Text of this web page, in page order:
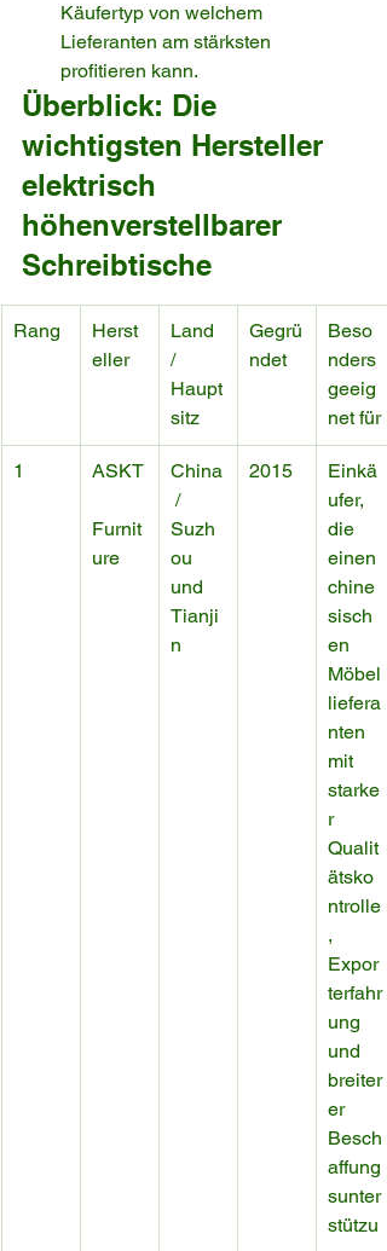
Käufertyp von welchem
Lieferanten am stärksten
profitieren kann.
Überblick: Die
wichtigsten Hersteller
elektrisch
höhenverstellbarer
Schreibtische
Rang
Herst
eller
Land
/
Haupt
sitz
Gegrü
ndet
Beso
nders
geeig
net für
1 ASKT
Furnit
ure
China
/
Suzh
ou
und
Tianji
n
2015
Einkä
ufer,
die
einen
chine
sisch
en
Möbel
liefera
nten
mit
starke
r
Qualit
ätsko
ntrolle
,
Expor
terfahr
ung
und
breiter
er
Besch
affung
sunter
stützu